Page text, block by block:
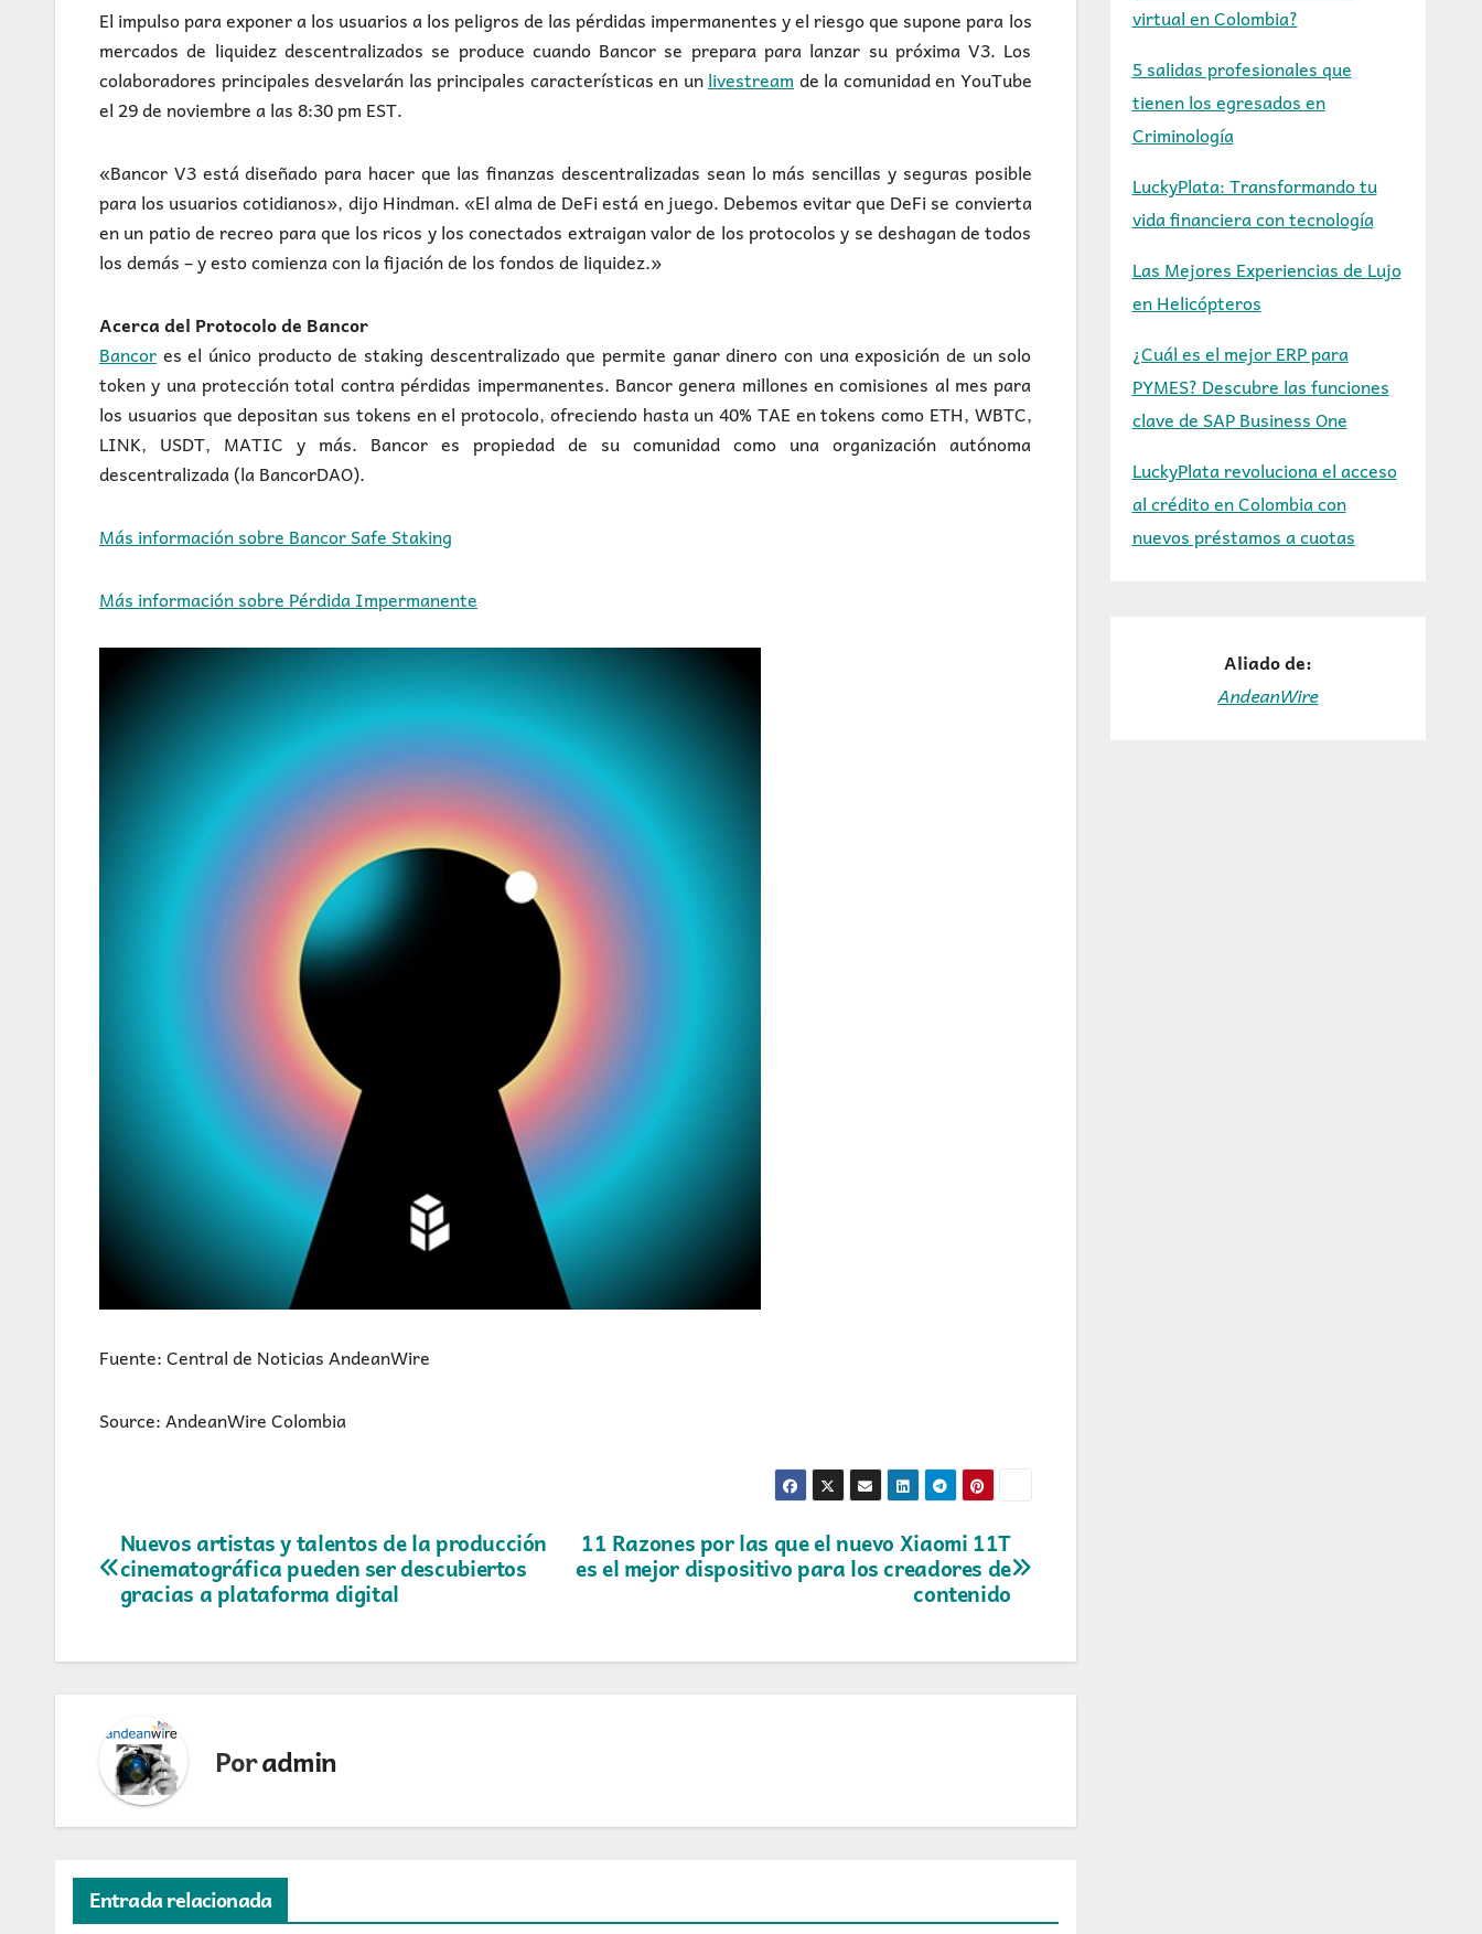
El impulso para exponer a los usuarios a los peligros de las pérdidas impermanentes y el riesgo que supone para los
mercados de liquidez descentralizados se produce cuando Bancor se prepara para lanzar su próxima V3. Los
colaboradores principales desvelarán las principales características en unlivestream de la comunidad en YouTube
el 29 de noviembre a las 8:30 pm EST.
«Bancor V3 está diseñado para hacer que las finanzas descentralizadas sean lo más sencillas y seguras posible
para los usuarios cotidianos», dijo Hindman. «El alma de DeFi está en juego. Debemos evitar que DeFi se convierta
en un patio de recreo para que los ricos y los conectados extraigan valor de los protocolos y se deshagan de todos
los demás – y esto comienza con la fijación de los fondos de liquidez.»
Acerca del Protocolo de Bancor
Bancor es el único producto de staking descentralizado que permite ganar dinero con una exposición de un solo
token y una protección total contra pérdidas impermanentes. Bancor genera millones en comisiones al mes para
los usuarios que depositan sus tokens en el protocolo, ofreciendo hasta un 40% TAE en tokens como ETH, WBTC,
LINK, USDT, MATIC y más. Bancor es propiedad de su comunidad como una organización autónoma
descentralizada (la BancorDAO).
Más información sobre Bancor Safe Staking
Más información sobre Pérdida Impermanente
Fuente: Central de Noticias AndeanWire
Source: AndeanWire Colombia
Navegación
de
11 Razones por las que el nuevo Xiaomi 11T
es el mejor dispositivo para los creadores de
contenido
Nuevos artistas y talentos de la producción
cinematográfica pueden ser descubiertos
gracias a plataforma digital
Poradmin
Entrada relacionada
ANDEANWIRE-COLOMBIA ARTÍCULOS
virtual en Colombia?
5 salidas profesionales que
tienen los egresados en
Criminología
LuckyPlata: Transformando tu
vida financiera con tecnología
Las Mejores Experiencias de Lujo
en Helicópteros
¿Cuál es el mejor ERP para
PYMES? Descubre las funciones
clave de SAP Business One
LuckyPlata revoluciona el acceso
al crédito en Colombia con
nuevos préstamos a cuotas
Aliado de:
AndeanWire